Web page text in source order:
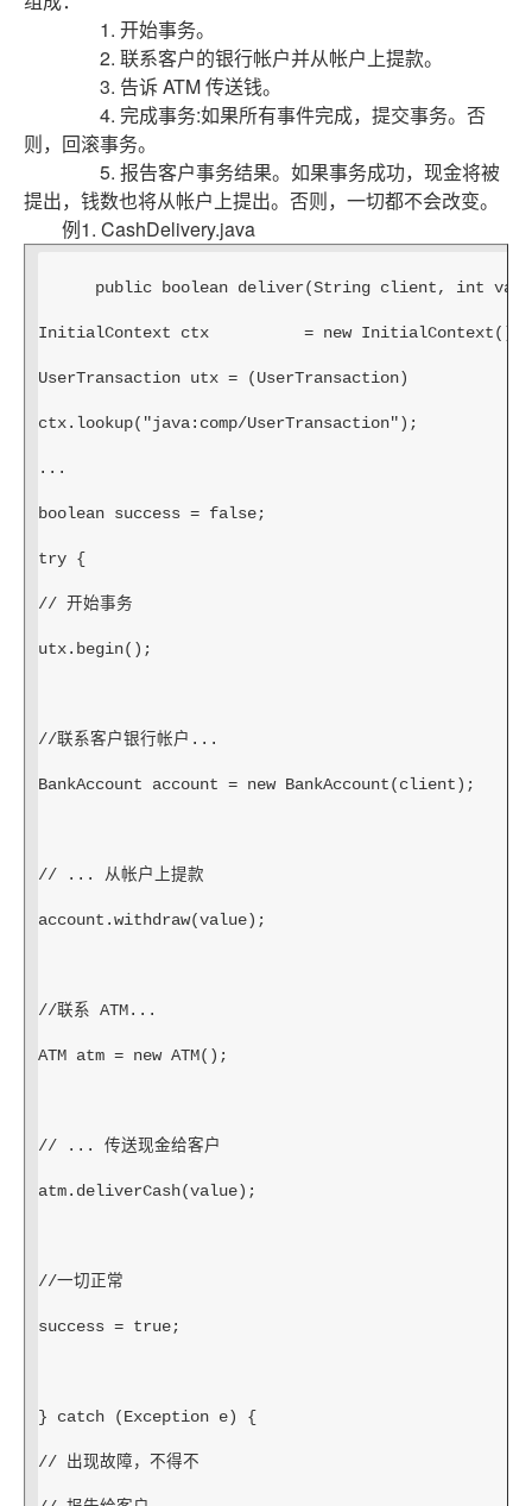
1. 开始事务。
2. 联系客户的银行帐户并从帐户上提款。
3. 告诉 ATM 传送钱。
4. 完成事务:如果所有事件完成，提交事务。否
则，回滚事务。
5. 报告客户事务结果。如果事务成功，现金将被
提出，钱数也将从帐户上提出。否则，一切都不会改变。
例1. CashDelivery.java
public boolean deliver(String client, int
InitialContext ctx          = new InitialContext();
UserTransaction utx = (UserTransaction)
ctx.lookup("java:comp/UserTransaction");
...
boolean success = false;
try {
// 开始事务
utx.begin();
//联系客户银行帐户...
BankAccount account = new BankAccount(client);
// ... 从帐户上提款
account.withdraw(value);
//联系 ATM...
ATM atm = new ATM();
// ... 传送现金给客户
atm.deliverCash(value);
//一切正常
success = true;
} catch (Exception e) {
// 出现故障，不得不